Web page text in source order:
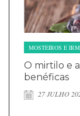
MOSTEIROS E
O mirtilo e
benéficas
27 JULHO